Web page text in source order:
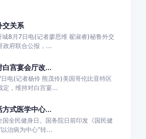
交关系
8月7日电(记者廖思维 翟淑睿)秘鲁外交
政府联合公报，...
宫宴会厅改...
(记者杨伶 熊茂伶)美国哥伦比亚特区
定，维持对白宫宴...
式医学中心...
民健身日。国务院日前印发《国民健
治病为中心”转...